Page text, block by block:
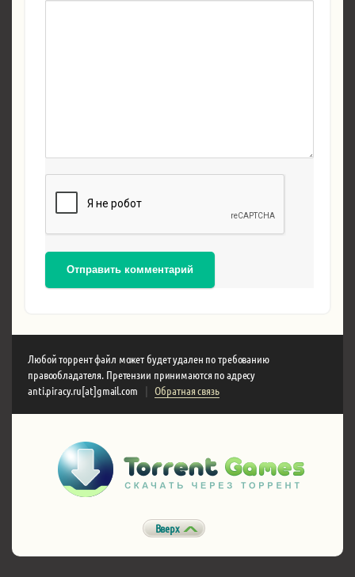
Отправить комментарий
Любой торрент файл может будет удален по требованию
правообладателя. Претензии принимаются по адресу
anti.piracy.ru[at]gmail.com
| Обратная связь
Вверх